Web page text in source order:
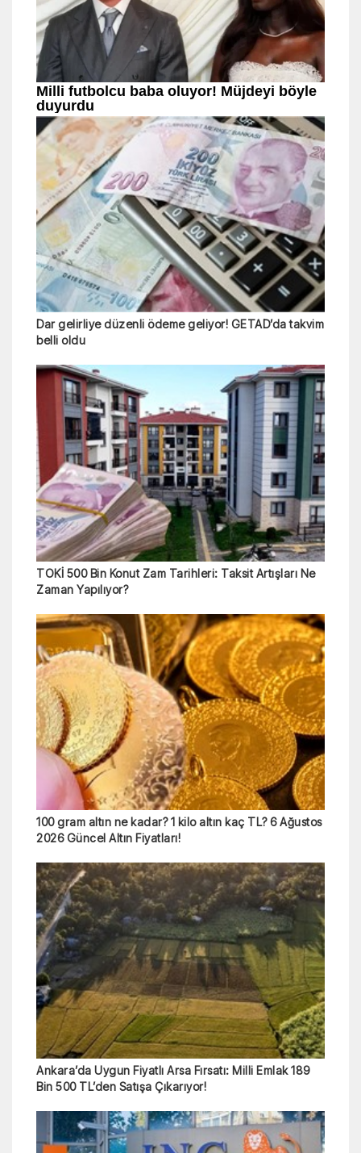
Dar gelirliye düzenli ödeme geliyor! GETAD’da takvim
belli oldu
TOKİ 500 Bin Konut Zam Tarihleri: Taksit Artışları Ne
Zaman Yapılıyor?
100 gram altın ne kadar? 1 kilo altın kaç TL? 6 Ağustos
2026 Güncel Altın Fiyatları!
Ankara’da Uygun Fiyatlı Arsa Fırsatı: Milli Emlak 189
Bin 500 TL’den Satışa Çıkarıyor!